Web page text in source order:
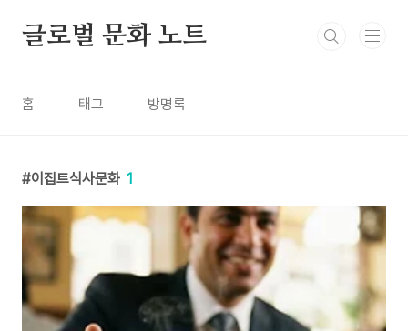
글로벌 문화 노트
홈 태그 방명록
이집트식사문화 1